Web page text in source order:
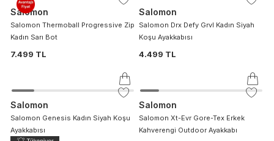
Salomon
Salomon Thermoball Progressive Zip
Kadın Sarı Bot
7.499 TL
Salomon
Salomon Drx Defy Grvl Kadın Siyah
Koşu Ayakkabısı
4.499 TL
Salomon
Salomon Genesis Kadın Siyah Koşu
Ayakkabısı
Salomon
Salomon Xt-Evr Gore-Tex Erkek
Kahverengi Outdoor Ayakkabı